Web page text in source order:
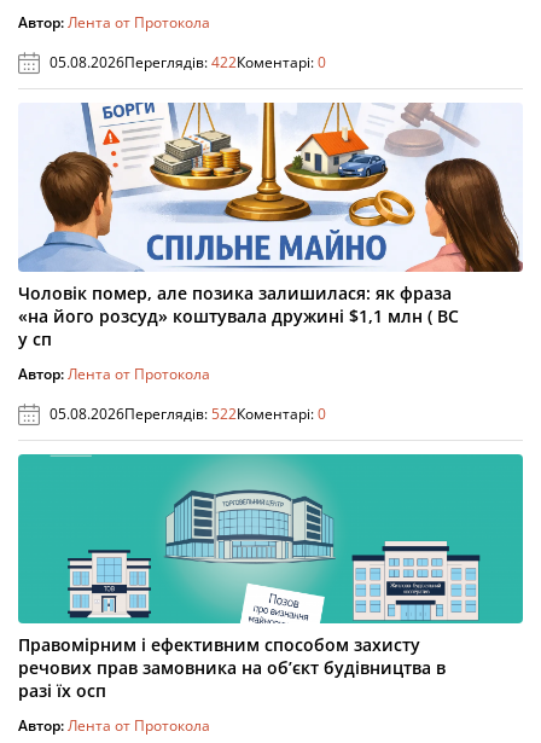
Автор:Лента от Протокола
05.08.2026Переглядів:422Коментарі:0
Чоловік помер, але позика залишилася: як фраза
«на його розсуд» коштувала дружині $1,1 млн ( ВС
у сп
Автор:Лента от Протокола
05.08.2026Переглядів:522Коментарі:0
Правомірним і ефективним способом захисту
речових прав замовника на об’єкт будівництва в
разі їх осп
Автор:Лента от Протокола